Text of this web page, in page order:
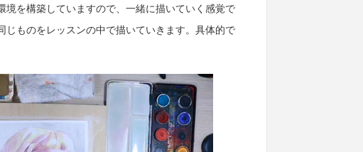
境を構築していますので、一緒に描いていく感覚で
ものをレッスンの中で描いていきます。具体的で